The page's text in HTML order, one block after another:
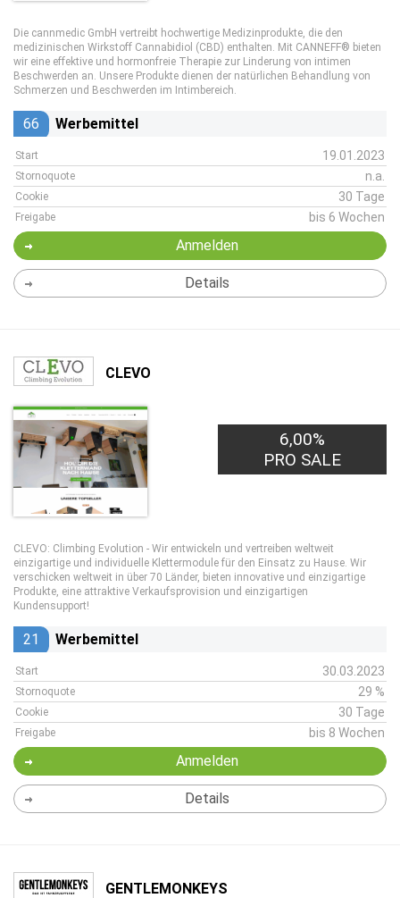
Die cannmedic GmbH vertreibt hochwertige Medizinprodukte, die den
medizinischen Wirkstoff Cannabidiol (CBD) enthalten. Mit CANNEFF® bieten
wir eine effektive und hormonfreie Therapie zur Linderung von intimen
Beschwerden an. Unsere Produkte dienen der natürlichen Behandlung von
Schmerzen und Beschwerden im Intimbereich.
66 Werbemittel
Start 19.01.2023
Stornoquote n.a.
Cookie 30 Tage
Freigabe bis 6 Wochen
Anmelden
Details
CLEVO
6,00%
PRO SALE
CLEVO: Climbing Evolution - Wir entwickeln und vertreiben weltweit
einzigartige und individuelle Klettermodule für den Einsatz zu Hause. Wir
verschicken weltweit in über 70 Länder, bieten innovative und einzigartige
Produkte, eine attraktive Verkaufsprovision und einzigartigen
Kundensupport!
21 Werbemittel
Start 30.03.2023
Stornoquote 29 %
Cookie 30 Tage
Freigabe bis 8 Wochen
Anmelden
Details
GENTLEMONKEYS